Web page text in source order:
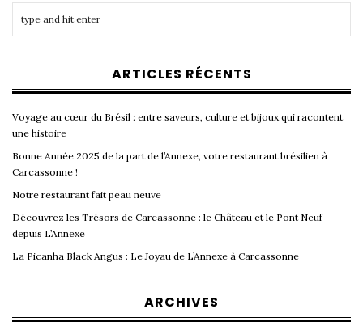
ARTICLES RÉCENTS
Voyage au cœur du Brésil : entre saveurs, culture et bijoux qui racontent
une histoire
Bonne Année 2025 de la part de l’Annexe, votre restaurant brésilien à
Carcassonne !
Notre restaurant fait peau neuve
Découvrez les Trésors de Carcassonne : le Château et le Pont Neuf
depuis L’Annexe
La Picanha Black Angus : Le Joyau de L’Annexe à Carcassonne
ARCHIVES